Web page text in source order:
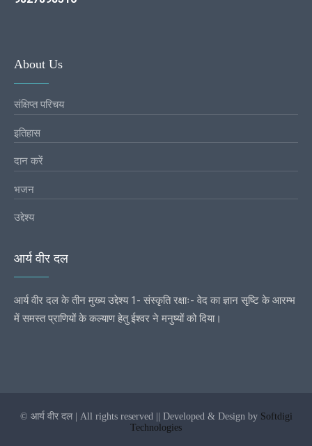
About Us
संक्षिप्त परिचय
इतिहास
दान करें
भजन
उद्देश्य
आर्य वीर दल
आर्य वीर दल के तीन मुख्य उद्देश्य 1- संस्कृति रक्षाः- वेद का ज्ञान सृष्टि के आरम्भ
में समस्त प्राणियों के कल्याण हेतु ईश्वर ने मनुष्यों को दिया।
© आर्य वीर दल | All rights reserved || Developed & Design by Softdigi
Technologies